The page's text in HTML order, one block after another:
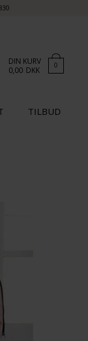
DIN KURV
0,00 DKK 0
TILBUD